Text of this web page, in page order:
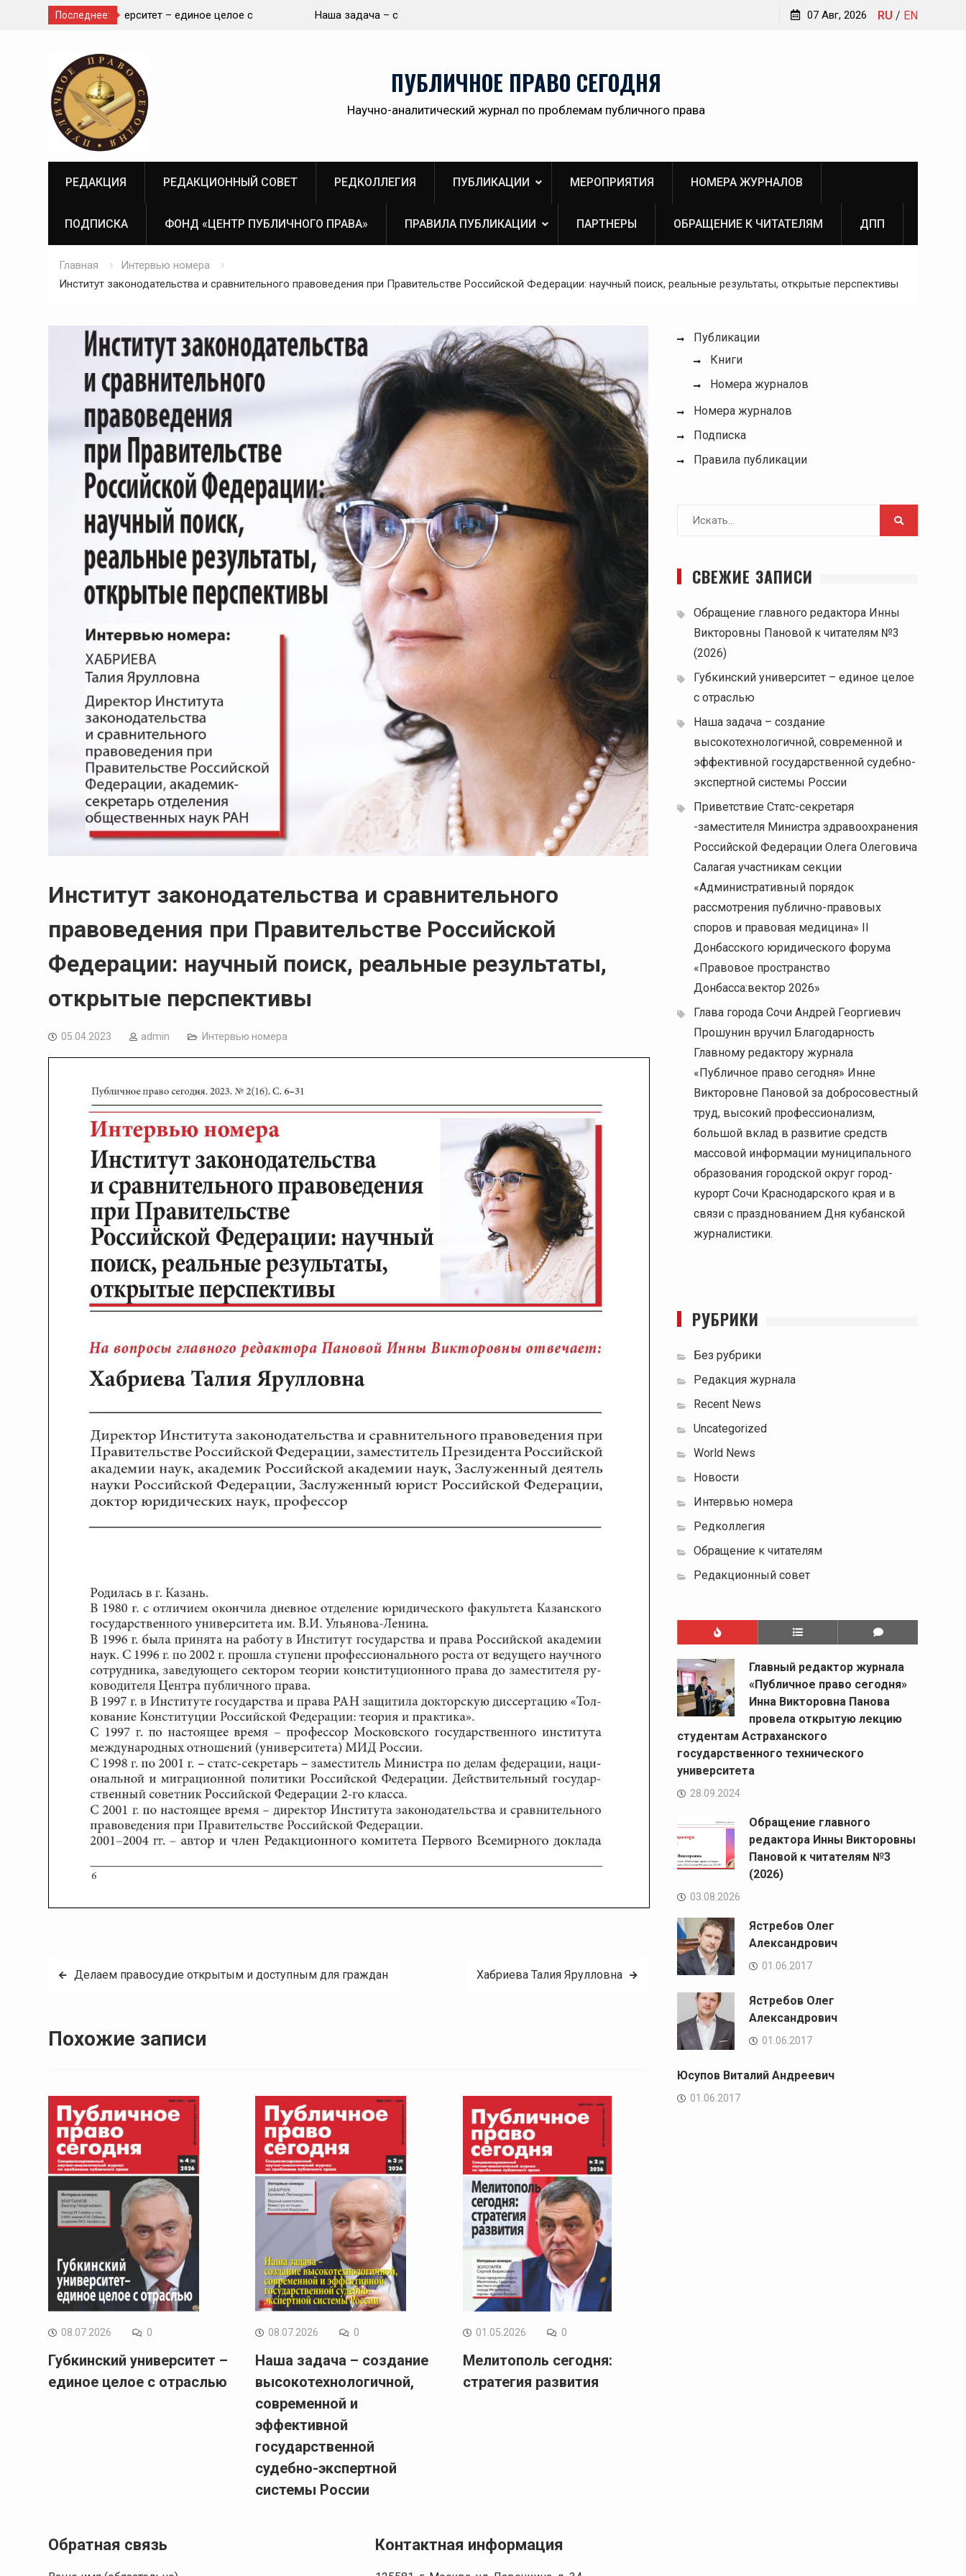
Последнее:
целое с
Наша задача – создание высокотехнологичной,
секции «Административный порядок
рассмотрения публично-правовых споров и
правовая медицина» II Донбасского
Обращение главного редактора Инны Викторовны
RU / EN
07 Авг, 2026
содержимому
ПУБЛИЧНОЕ ПРАВО СЕГОДНЯ
Научно-аналитический журнал по проблемам публичного права
РЕДАКЦИЯ РЕДАКЦИОННЫЙ СОВЕТ РЕДКОЛЛЕГИЯ ПУБЛИКАЦИИ МЕРОПРИЯТИЯ НОМЕРА ЖУРНАЛОВ
ПОДПИСКА ФОНД «ЦЕНТР ПУБЛИЧНОГО ПРАВА» ПРАВИЛА ПУБЛИКАЦИИ ПАРТНЕРЫ ОБРАЩЕНИЕ К ЧИТАТЕЛЯМ ДПП
Главная
Интервью номера
Институт законодательства и сравнительного правоведения при Правительстве Российской Федерации: научный поиск, реальные результаты, открытые перспективы
Институт законодательства и сравнительного
правоведения при Правительстве Российской
Федерации: научный поиск, реальные результаты,
открытые перспективы
05.04.2023 admin Интервью номера
Навигация
записям
Делаем правосудие открытым и доступным для граждан Хабриева Талия Ярулловна
Похожие записи
08.07.2026 0
Губкинский университет –
единое целое с отраслью
08.07.2026 0
Наша задача – создание
высокотехнологичной,
современной и
эффективной
государственной
судебно-экспертной
системы России
01.05.2026 0
Мелитополь сегодня:
стратегия развития
Обратная связь Контактная информация
Публикации
Книги
Номера журналов
Номера журналов
Подписка
Правила публикации
Поиск
СВЕЖИЕ ЗАПИСИ
Обращение главного редактора Инны
Викторовны Пановой к читателям №3
(2026)
Губкинский университет – единое целое
с отраслью
Наша задача – создание
высокотехнологичной, современной и
эффективной государственной судебно-
экспертной системы России
Приветствие Статс-секретаря
-заместителя Министра здравоохранения
Российской Федерации Олега Олеговича
Салагая участникам секции
«Административный порядок
рассмотрения публично-правовых
споров и правовая медицина» II
Донбасского юридического форума
«Правовое пространство
Донбасса:вектор 2026»
Глава города Сочи Андрей Георгиевич
Прошунин вручил Благодарность
Главному редактору журнала
«Публичное право сегодня» Инне
Викторовне Пановой за добросовестный
труд, высокий профессионализм,
большой вклад в развитие средств
массовой информации муниципального
образования городской округ город-
курорт Сочи Краснодарского края и в
связи с празднованием Дня кубанской
журналистики.
РУБРИКИ
Без рубрики
Редакция журнала
Recent News
Uncategorized
World News
Новости
Интервью номера
Редколлегия
Обращение к читателям
Редакционный совет
Главный редактор журнала
«Публичное право сегодня»
Инна Викторовна Панова
провела открытую лекцию
студентам Астраханского
государственного технического
университета
28.09.2024
Обращение главного
редактора Инны Викторовны
Пановой к читателям №3
(2026)
03.08.2026
Ястребов Олег
Александрович
01.06.2017
Ястребов Олег
Александрович
01.06.2017
Юсупов Виталий Андреевич
01.06.2017